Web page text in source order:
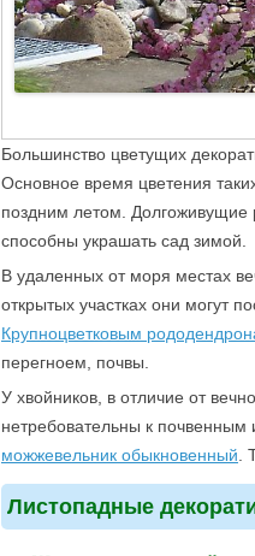
Большинство цветущих
Основное время цветения
поздним летом. Долгоживущие
способны украшать сад зимой.
В удаленных от моря местах
открытых участках они могут
Крупноцветковым
перегноем, почвы.
У хвойников, в отличие от
нетребовательны к почвенным
можжевельник обыкновенный .
Листопадные